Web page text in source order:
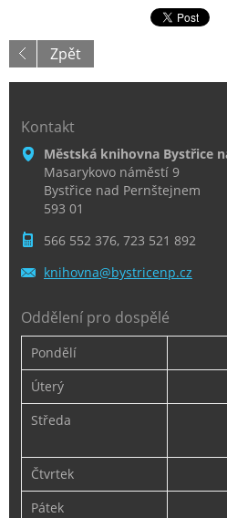
Zpět
Kontakt
Městská knihovna Bystřice
Masarykovo náměstí 9
Bystřice nad Pernštejnem
593 01
566 552 376, 723 521 892
knihovna@bystricenp.cz
Oddělení pro dospělé
Pondělí
Úterý
Středa
Čtvrtek
Pátek